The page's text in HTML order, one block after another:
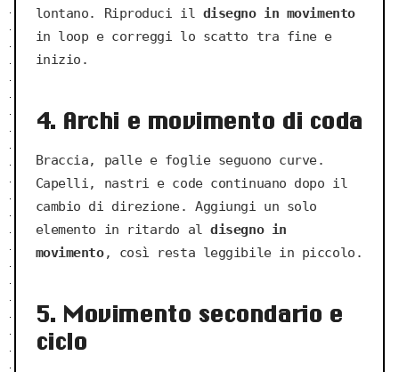
lontano. Riproduci il disegno in movimento
in loop e correggi lo scatto tra fine e
inizio.
4. Archi e movimento di coda
Braccia, palle e foglie seguono curve.
Capelli, nastri e code continuano dopo il
cambio di direzione. Aggiungi un solo
elemento in ritardo aldisegno in
movimento, così resta leggibile in piccolo.
5. Movimento secondario e
ciclo